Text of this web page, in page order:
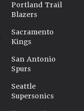
Portland Trail
Blazers
Sacramento
Kings
San Antonio
Spurs
Seattle
Supersonics